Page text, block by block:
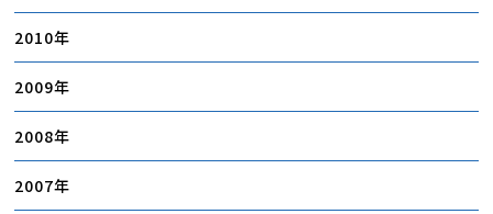
2010
2009
2008
2007